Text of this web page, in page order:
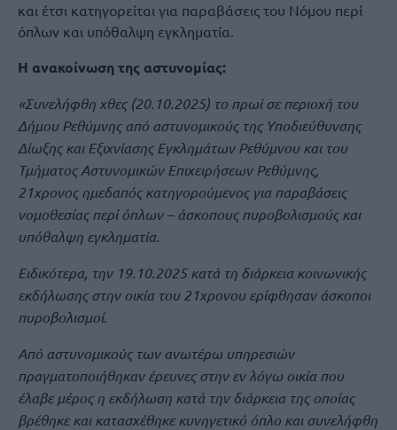
και έτσι κατηγορείται για παραβάσεις του Νόμου περί
όπλων και υπόθαλψη εγκληματία.
Η ανακοίνωση της αστυνομίας:
«Συνελήφθη χθες (20.10.2025) το πρωί σε περιοχή του
Δήμου Ρεθύμνης από αστυνομικούς της Υποδιεύθυνσης
Δίωξης και Εξιχνίασης Εγκλημάτων Ρεθύμνου και του
Τμήματος Αστυνομικών Επιχειρήσεων Ρεθύμνης,
21χρονος ημεδαπός κατηγορούμενος για παραβάσεις
νομοθεσίας περί όπλων – άσκοπους πυροβολισμούς και
υπόθαλψη εγκληματία.
Ειδικότερα, την 19.10.2025 κατά τη διάρκεια κοινωνικής
εκδήλωσης στην οικία του 21χρονου ερίφθησαν άσκοποι
πυροβολισμοί.
Από αστυνομικούς των ανωτέρω υπηρεσιών
πραγματοποιήθηκαν έρευνες στην εν λόγω οικία που
έλαβε μέρος η εκδήλωση κατά την διάρκεια της οποίας
βρέθηκε και κατασχέθηκε κυνηγετικό όπλο και συνελήφθη